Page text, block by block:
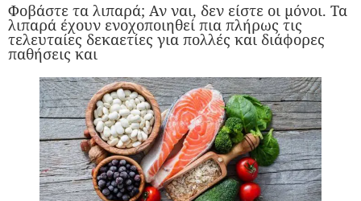
Φοβάστε τα λιπαρά; Αν ναι, δεν είστε οι μόνοι. Τα
λιπαρά έχουν ενοχοποιηθεί πια πλήρως τις
τελευταίες δεκαετίες για πολλές και διάφορες
παθήσεις και